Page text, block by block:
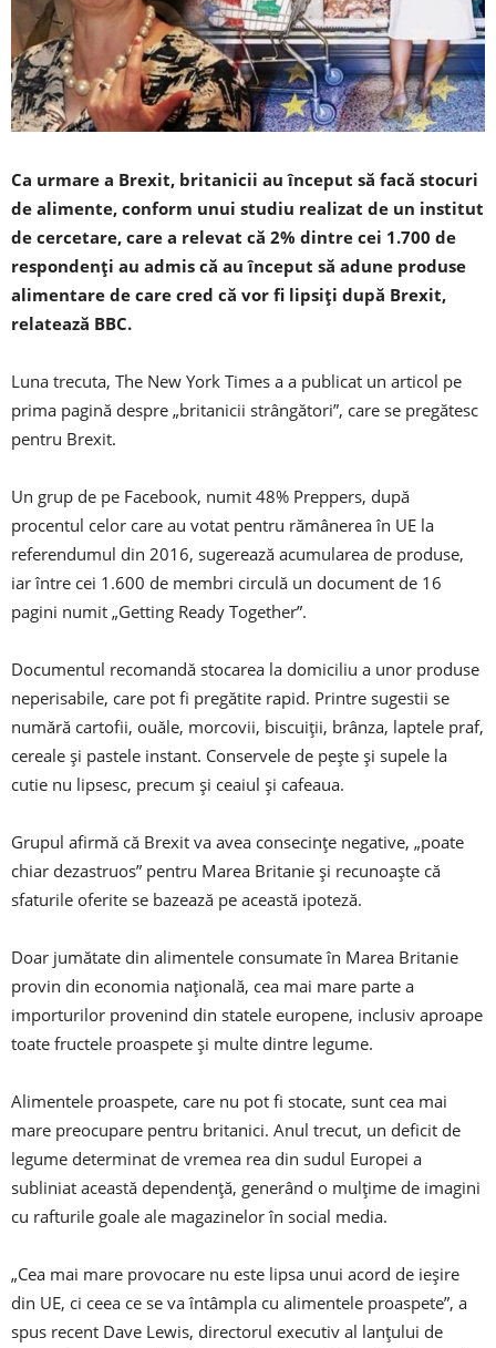
Ca urmare a Brexit, britanicii au început să facă stocuri
de alimente, conform unui studiu realizat de un institut
de cercetare, care a relevat că 2% dintre cei 1.700 de
respondenţi au admis că au început să adune produse
alimentare de care cred că vor fi lipsiţi după Brexit,
relatează BBC.
Luna trecuta, The New York Times a a publicat un articol pe
prima pagină despre „britanicii strângători”, care se pregătesc
pentru Brexit.
Un grup de pe Facebook, numit 48% Preppers, după
procentul celor care au votat pentru rămânerea în UE la
referendumul din 2016, sugerează acumularea de produse,
iar între cei 1.600 de membri circulă un document de 16
pagini numit „Getting Ready Together”.
Documentul recomandă stocarea la domiciliu a unor produse
neperisabile, care pot fi pregătite rapid. Printre sugestii se
numără cartofii, ouăle, morcovii, biscuiţii, brânza, laptele praf,
cereale şi pastele instant. Conservele de peşte şi supele la
cutie nu lipsesc, precum şi ceaiul şi cafeaua.
Grupul afirmă că Brexit va avea consecințe negative, „poate
chiar dezastruos” pentru Marea Britanie şi recunoaşte că
sfaturile oferite se bazează pe această ipoteză.
Doar jumătate din alimentele consumate în Marea Britanie
provin din economia națională, cea mai mare parte a
importurilor provenind din statele europene, inclusiv aproape
toate fructele proaspete şi multe dintre legume.
Alimentele proaspete, care nu pot fi stocate, sunt cea mai
mare preocupare pentru britanici. Anul trecut, un deficit de
legume determinat de vremea rea din sudul Europei a
subliniat această dependenţă, generând o mulţime de imagini
cu rafturile goale ale magazinelor în social media.
„Cea mai mare provocare nu este lipsa unui acord de ieşire
din UE, ci ceea ce se va întâmpla cu alimentele proaspete”, a
spus recent Dave Lewis, directorul executiv al lanţului de